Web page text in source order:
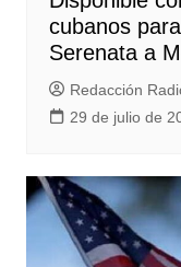
cubanos
Serenata a
Redacción
29 de julio de